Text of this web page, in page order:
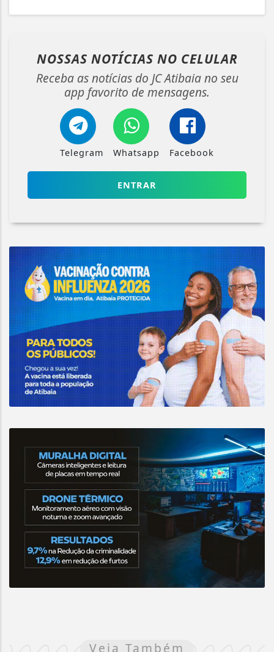
NOSSAS NOTÍCIAS NO CELULAR
Receba as notícias do JC Atibaia no seu
app favorito de mensagens.
Telegram Whatsapp Facebook
ENTRAR
Veja Também